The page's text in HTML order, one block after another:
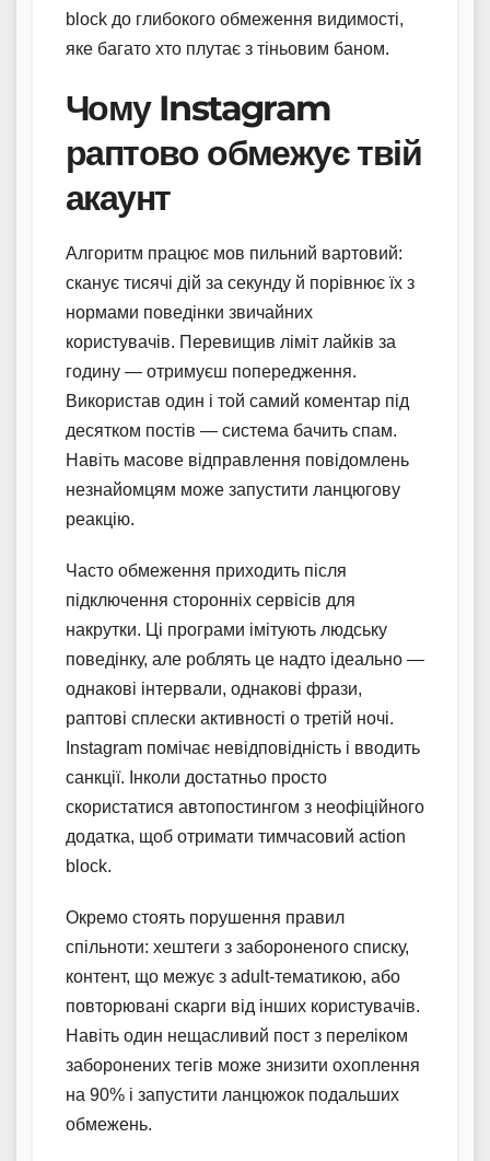
block до глибокого обмеження видимості,
яке багато хто плутає з тіньовим баном.
Чому Instagram
раптово обмежує твій
акаунт
Алгоритм працює мов пильний вартовий:
сканує тисячі дій за секунду й порівнює їх з
нормами поведінки звичайних
користувачів. Перевищив ліміт лайків за
годину — отримуєш попередження.
Використав один і той самий коментар під
десятком постів — система бачить спам.
Навіть масове відправлення повідомлень
незнайомцям може запустити ланцюгову
реакцію.
Часто обмеження приходить після
підключення сторонніх сервісів для
накрутки. Ці програми імітують людську
поведінку, але роблять це надто ідеально —
однакові інтервали, однакові фрази,
раптові сплески активності о третій ночі.
Instagram помічає невідповідність і вводить
санкції. Інколи достатньо просто
скористатися автопостингом з неофіційного
додатка, щоб отримати тимчасовий action
block.
Окремо стоять порушення правил
спільноти: хештеги з забороненого списку,
контент, що межує з adult-тематикою, або
повторювані скарги від інших користувачів.
Навіть один нещасливий пост з переліком
заборонених тегів може знизити охоплення
на 90% і запустити ланцюжок подальших
обмежень.